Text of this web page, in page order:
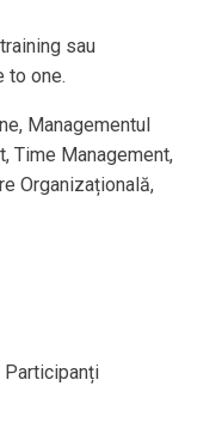
sau
to one.
Managementul
Time Management,
Organizațională,
Participanți